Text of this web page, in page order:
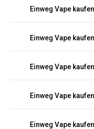
Einweg Vape
Einweg Vape
Einweg Vape
Einweg Vape
Einweg Vape